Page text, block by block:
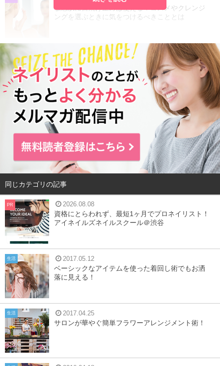
敏感肌に日焼け止めは使える？コスメやクレンジ
ングを選ぶときに気をつけるべきこととは
同じカテゴリの記事
PR 2026.08.08
資格にとらわれず、最短1ヶ月でプロネイリスト！
アイネイルズネイルスクール＠渋谷
生活 2017.05.12
ベーシックなアイテムを使った着回し術でもお洒
落に見える！
生活 2017.04.25
サロンが華やぐ簡単フラワーアレンジメント術！